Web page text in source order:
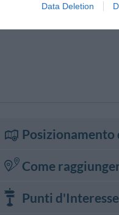
Data Deletion
Come
In auto
Dall'autostrada A4 Torino -
Punti